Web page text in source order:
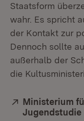
Staatsform
wahr. Es spricht
der Kontakt zur
Dennoch sollte
außerhalb der
die
Extern:
Ministerium
Jugendstudie